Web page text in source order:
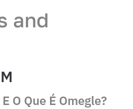
and
O Que É Omegle?